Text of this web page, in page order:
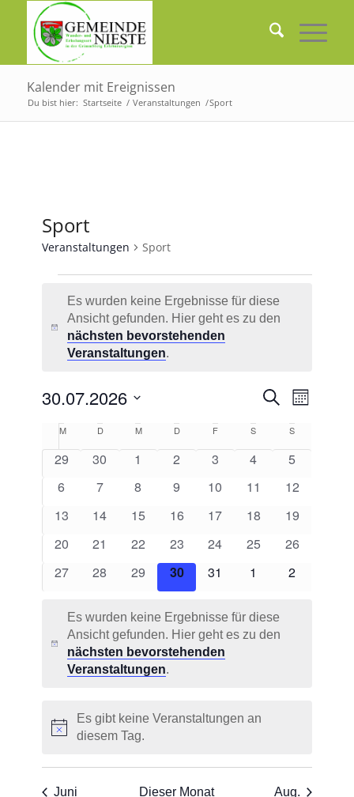
Kalender mit Ereignissen
Du bist hier: Startseite / Veranstaltungen /Sport
Sport
Veranstaltungen Sport
Hinweis
Es wurden keine Ergebnisse für diese
Ansicht gefunden. Hier geht es zu den
nächsten bevorstehenden
Veranstaltungen.
Suche
und
SucheMonat
30.07.2026
Datum
Kalender
von
Veranstaltungen
MMontag DDienstagM MittwochD Donnerstag
FFreitag S SamstagS
0
29
0
30
0
1
0
2
0
3
0
4
0
5
0
6
0
7
0
8
0
9
0
10
0
11
0
12
0
13
0
14
0
15
0
16
0
17
0
18
0
19
0
20
0
Veranstaltungen
21
0
Veranstaltungen
22
0
Veranstaltungen
23
0
24
0
25
0
26
0
27
0
Veranstaltungen
28
0
Veranstaltungen
29
0
Veranstaltungen
30
0
31
0
1
0
2
Hinweis
Es wurden keine Ergebnisse für diese
Ansicht gefunden. Hier geht es zu den
nächsten bevorstehenden
Veranstaltungen.
Hinweis
Es gibt keine Veranstaltungen an
diesem Tag.
Juni Dieser Monat Aug.